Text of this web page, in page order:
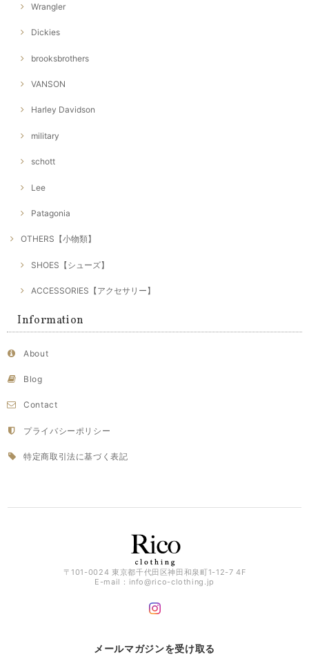
Wrangler
Dickies
brooksbrothers
VANSON
Harley Davidson
military
schott
Lee
Patagonia
OTHERS【小物類】
SHOES【シューズ】
ACCESSORIES【アクセサリー】
Information
About
Blog
Contact
プライバシーポリシー
特定商取引法に基づく表記
〒101-0024 東京都千代田区神田和泉町1-12-7 4F
E-mail： info@rico-clothing.jp
メールマガジンを受け取る